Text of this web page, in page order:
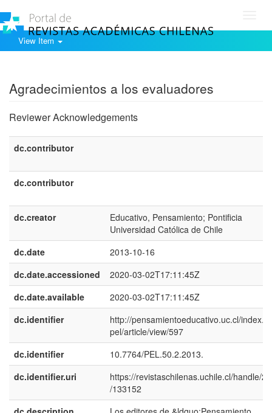
View Item
Agradecimientos a los evaluadores
Reviewer Acknowledgements
dc.contributor
dc.contributor
dc.creator
Educativo, Pensamiento; Pontificia
Universidad Católica de Chile
dc.date
2013-10-16
dc.date.accessioned
2020-03-02T17:11:45Z
dc.date.available
2020-03-02T17:11:45Z
dc.identifier
http://pensamientoeducativo.uc.cl/
pel/article/view/597
dc.identifier
10.7764/PEL.50.2.2013.
dc.identifier.uri
https://revistaschilenas.uchile.cl/handle/
/133152